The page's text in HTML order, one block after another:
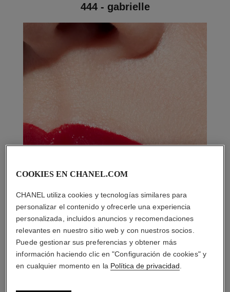
444 - gabrielle
COOKIES EN CHANEL.COM
CHANEL utiliza cookies y tecnologías similares para
personalizar el contenido y ofrecerle una experiencia
personalizada, incluidos anuncios y recomendaciones
relevantes en nuestro sitio web y con nuestros socios.
Puede gestionar sus preferencias y obtener más
información haciendo clic en "Configuración de cookies" y
en cualquier momento en la Política de privacidad